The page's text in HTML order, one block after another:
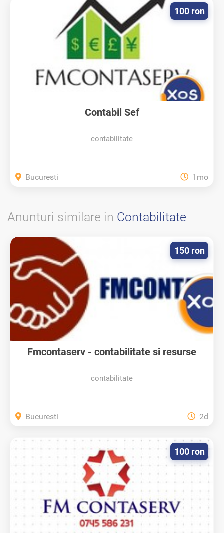
Contabil Sef
contabilitate
100 ron
Bucuresti 1mo
Anunturi similare in Contabilitate
Fmcontaserv - contabilitate si resurse
contabilitate
150 ron
Bucuresti 2d
100 ron